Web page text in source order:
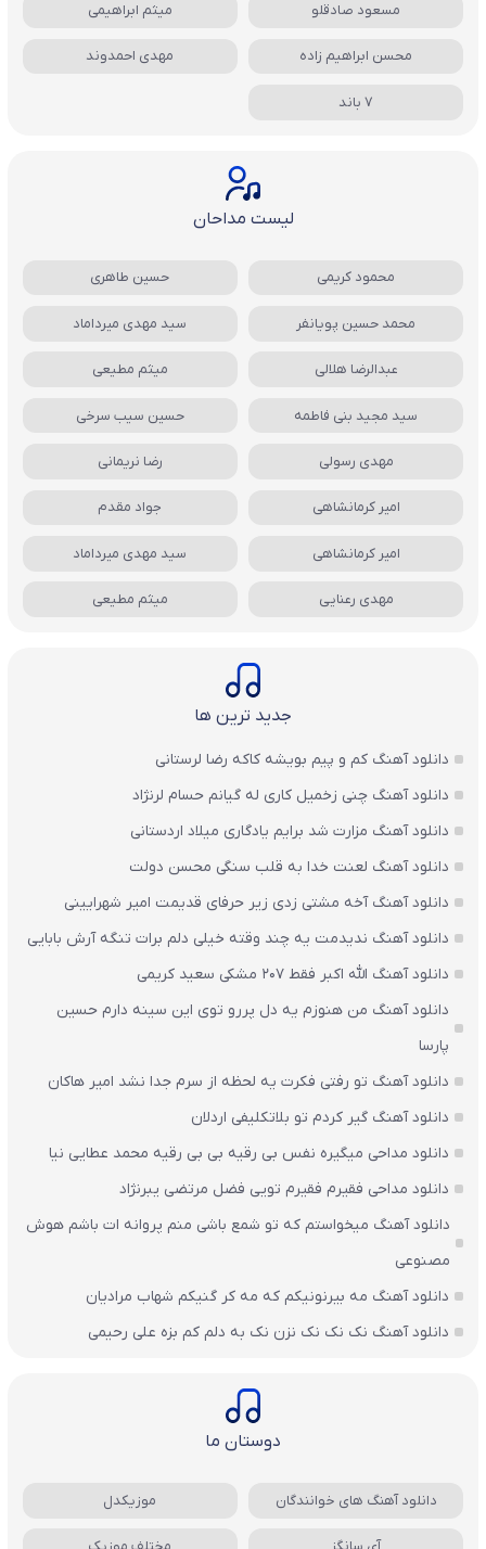
مسعود صادقلو میثم ابراهیمی
محسن ابراهیم زاده مهدی احمدوند
7 باند
لیست مداحان
محمود کریمی حسین طاهری
محمد حسین پویانفر سید مهدی میرداماد
عبدالرضا هلالی میثم مطیعی
سید مجید بنی فاطمه حسین سیب سرخی
مهدی رسولی رضا نریمانی
امیر کرمانشاهی جواد مقدم
امیر کرمانشاهی سید مهدی میرداماد
مهدی رعنایی میثم مطیعی
جدید ترین ها
دانلود آهنگ کم و پیم بویشه کاکه رضا لرستانی
دانلود آهنگ چنی زخمیل کاری له گیانم حسام لرنژاد
دانلود آهنگ مزارت شد برایم یادگاری میلاد اردستانی
دانلود آهنگ لعنت خدا به قلب سنگی محسن دولت
دانلود آهنگ آخه مشتی زدی زیر حرفای قدیمت امیر شهرایینی
دانلود آهنگ ندیدمت یه چند وقته خیلی دلم برات تنگه آرش بابایی
دانلود آهنگ الله اکبر فقط 207 مشکی سعید کریمی
دانلود آهنگ من هنوزم یه دل پررو توی این سینه دارم حسین
پارسا
دانلود آهنگ تو رفتی فکرت یه لحظه از سرم جدا نشد امیر هاکان
دانلود آهنگ گیر کردم تو بلاتکلیفی اردلان
دانلود مداحی میگیره نفس بی رقیه بی بی رقیه محمد عطایی نیا
دانلود مداحی فقیرم فقیرم تویی فضل مرتضی یبرنژاد
دانلود آهنگ میخواستم که تو شمع باشی منم پروانه ات باشم هوش
مصنوعی
دانلود آهنگ مه بیرنونیکم که مه کر گنیکم شهاب مرادیان
دانلود آهنگ نک نک نک نزن نک به دلم کم بزه علی رحیمی
دوستان ما
دانلود آهنگ های خوانندگان موزیکدل